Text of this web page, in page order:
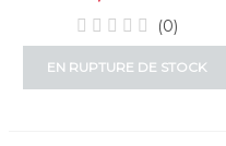
(0)
EN RUPTURE DE STOCK